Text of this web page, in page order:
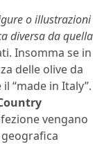
o illustrazioni
diversa da quella
Insomma se in
delle olive da
“made in Italy”.
vengano